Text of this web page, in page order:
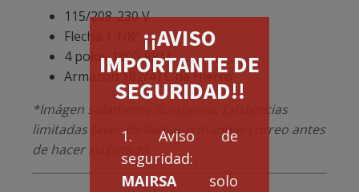
¡¡AVISO
IMPORTANTE DE
SEGURIDAD!!
1. Aviso de
seguridad:
MAIRSA solo
115/208-230 V
Flecha 1 1/8″
4 polos 1800 RPM
Armazón 182/4TC de Hierro
*Imágen solamente ilustrativa. Existencias
limitadas favor de llamar o mandar correo antes
de hacer su pedido.